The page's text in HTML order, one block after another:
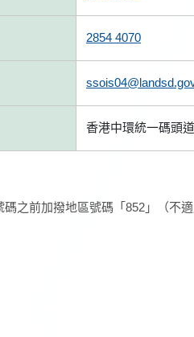
2854 4070
香港中環統一碼頭
之前加撥地區號碼「852」（不